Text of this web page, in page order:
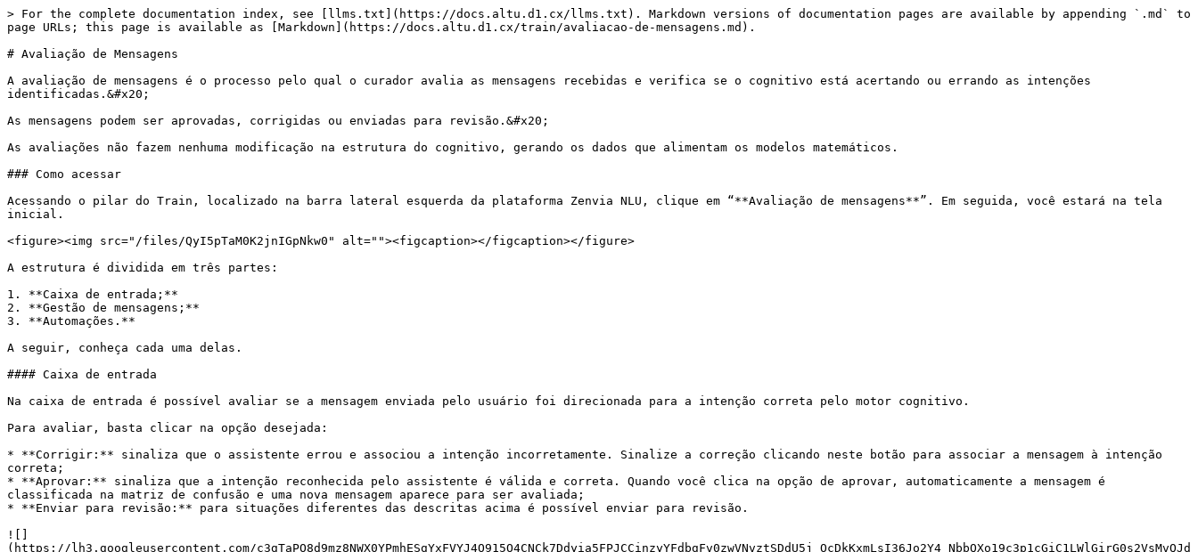
> For the complete documentation index, see [llms.txt](https://docs.altu.d1.cx/llms.txt). Markdown versions of documentation pages are available by appending `.md` to
page URLs; this page is available as [Markdown](https://docs.altu.d1.cx/train/avaliacao-de-mensagens.md).
# Avaliação de Mensagens
A avaliação de mensagens é o processo pelo qual o curador avalia as mensagens recebidas e verifica se o cognitivo está acertando ou errando as intenções
identificadas.&#x20;
As mensagens podem ser aprovadas, corrigidas ou enviadas para revisão.&#x20;
As avaliações não fazem nenhuma modificação na estrutura do cognitivo, gerando os dados que alimentam os modelos matemáticos.
### Como acessar
Acessando o pilar do Train, localizado na barra lateral esquerda da plataforma Zenvia NLU, clique em “**Avaliação de mensagens**”. Em seguida, você estará na tela
inicial.
<figure><img src="/files/QyI5pTaM0K2jnIGpNkw0" alt=""><figcaption></figcaption></figure>
A estrutura é dividida em três partes:
1. **Caixa de entrada;**
2. **Gestão de mensagens;**
3. **Automações.**
A seguir, conheça cada uma delas.
#### Caixa de entrada
Na caixa de entrada é possível avaliar se a mensagem enviada pelo usuário foi direcionada para a intenção correta pelo motor cognitivo.
Para avaliar, basta clicar na opção desejada:
* **Corrigir:** sinaliza que o assistente errou e associou a intenção incorretamente. Sinalize a correção clicando neste botão para associar a mensagem à intenção
correta;
* **Aprovar:** sinaliza que a intenção reconhecida pelo assistente é válida e correta. Quando você clica na opção de aprovar, automaticamente a mensagem é
classificada na matriz de confusão e uma nova mensagem aparece para ser avaliada;
* **Enviar para revisão:** para situações diferentes das descritas acima é possível enviar para revisão.
![]
(https://lh3.googleusercontent.com/c3gTaPO8d9mz8NWX0YPmhESgYxFVYJ4O915O4CNCk7Ddyia5FPJCCinzyYFdbgFv0zwVNvztSDdU5j_OcDkKxmLsI36Jo2Y4_NbbQXo19c3p1cGiC1LWlGirG0s2VsMvQJd